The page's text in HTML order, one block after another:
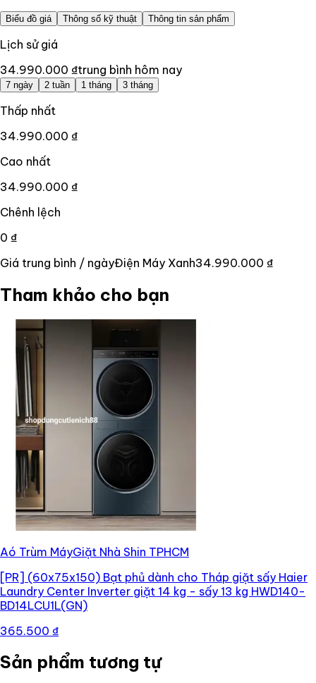
Biểu đồ giá Thông số kỹ thuật Thông tin sản phẩm
Lịch sử giá
34.990.000 ₫trung bình hôm nay
7 ngày 2 tuần 1 tháng 3 tháng
Thấp nhất
34.990.000 ₫
Cao nhất
34.990.000 ₫
Chênh lệch
0 ₫
Giá trung bình / ngàyĐiện Máy Xanh34.990.000 ₫
Tham khảo cho bạn
Aó Trùm MáyGiặt Nhà Shin TPHCM
[PR] (60x75x150) Bạt phủ dành cho Tháp giặt sấy Haier
Laundry Center Inverter giặt 14 kg - sấy 13 kg HWD140-
BD14LCU1L(GN)
365.500 ₫
Sản phẩm tương tự